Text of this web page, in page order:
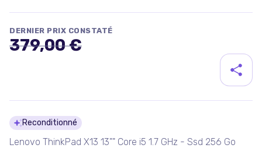
DERNIER PRIX CONSTATÉ
379,00 €
Détails du produit
Reconditionné
Lenovo ThinkPad X13 13"" Core i5 1.7 GHz - Ssd 256 Go